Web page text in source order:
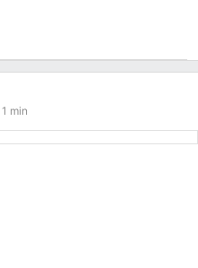
1 min